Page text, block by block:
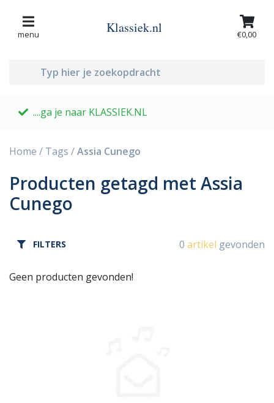
menu Klassiek.nl €0,00
....ga je naar KLASSIEK.NL
Home / Tags /Assia Cunego
Producten getagd met Assia
Cunego
FILTERS 0 artikel gevonden
Geen producten gevonden!